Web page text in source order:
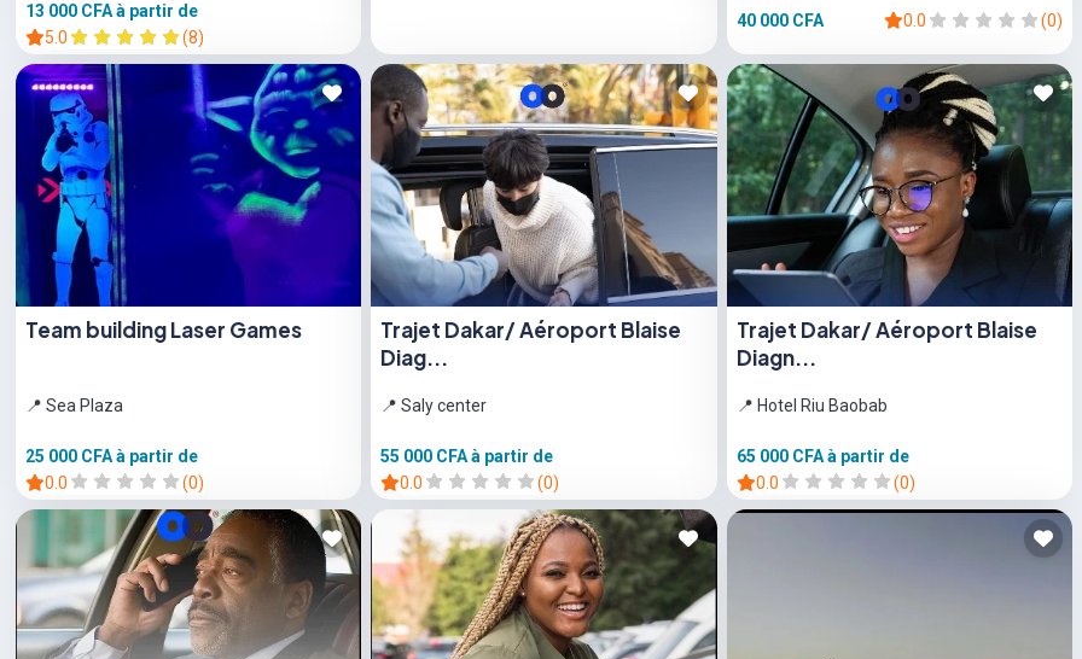
13 000 CFAà partir de
5.0
(8)
40 000 CFA 0.0 (0)
Team building Laser Games
📍 Sea Plaza
25 000 CFAà partir de
0.0
(0)
Trajet Dakar/ Aéroport Blaise
Diag...
📍 Saly center
55 000 CFAà partir de
0.0
(0)
Trajet Dakar/ Aéroport Blaise
Diagn...
📍 Hotel Riu Baobab
65 000 CFAà partir de
0.0
(0)